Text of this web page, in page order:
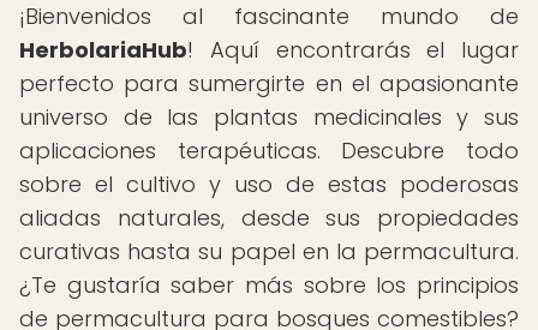
¡Bienvenidos al fascinante mundo de
HerbolariaHub! Aquí encontrarás el lugar
perfecto para sumergirte en el apasionante
universo de las plantas medicinales y sus
aplicaciones terapéuticas. Descubre todo
sobre el cultivo y uso de estas poderosas
aliadas naturales, desde sus propiedades
curativas hasta su papel en la permacultura.
¿Te gustaría saber más sobre los principios
de permacultura para bosques comestibles?